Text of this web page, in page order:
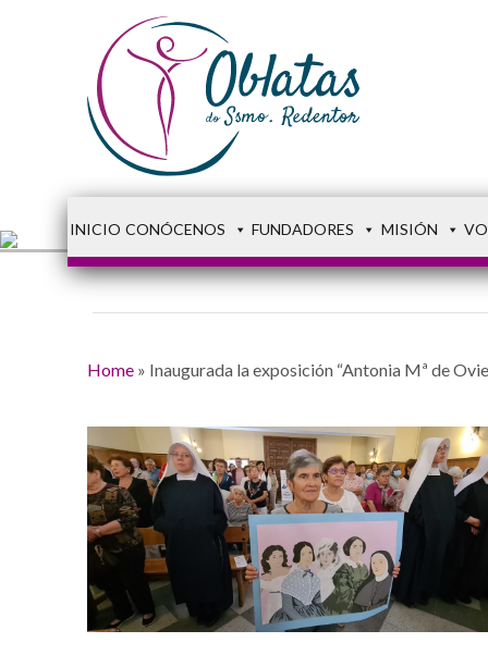
INICIO CONÓCENOS FUNDADORES MISIÓN
Home» Inaugurada la exposición “Antonia Mª de